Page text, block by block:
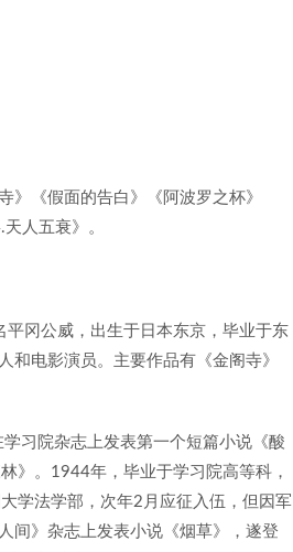
》《假面的告白》《阿波罗之杯》
人五衰》。
冈公威，出生于日本东京，毕业于东
电影演员。主要作品有《金阁寺》
习院杂志上发表第一个短篇小说《酸
》。1944年，毕业于学习院高等科，
学法学部，次年2月应征入伍，但因军
间》杂志上发表小说《烟草》，遂登